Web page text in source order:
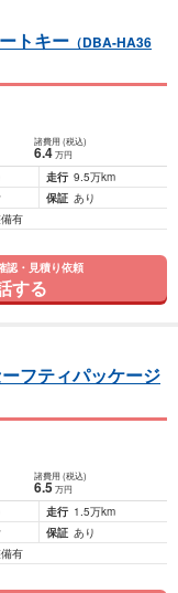
トキー （DBA-HA36
諸費用 (税込)
6.4 万円
走行 9.5万km
保証 あり
有
認・見積り依頼
する
フティパッケージ
諸費用 (税込)
6.5 万円
走行 1.5万km
保証 あり
有